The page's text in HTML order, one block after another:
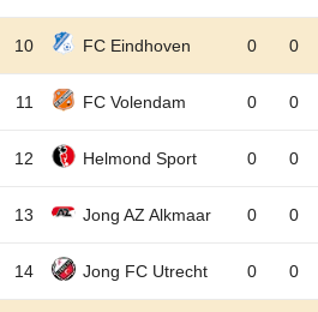
10 FC Eindhoven 0 0
11 FC Volendam 0 0
12 Helmond Sport 0 0
13 Jong AZ Alkmaar 0 0
14 Jong FC Utrecht 0 0